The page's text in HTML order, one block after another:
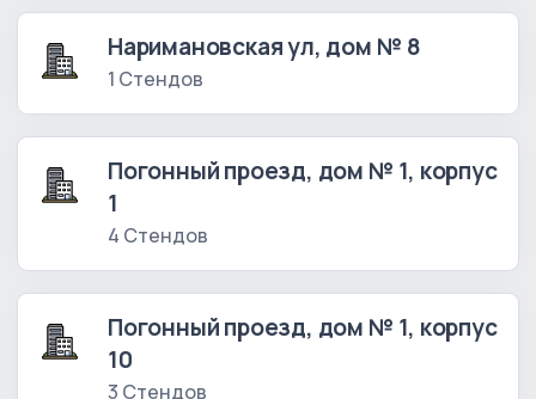
Наримановская ул, дом № 8
1 Стендов
Погонный проезд, дом № 1, корпус
1
4 Стендов
Погонный проезд, дом № 1, корпус
10
3 Стендов